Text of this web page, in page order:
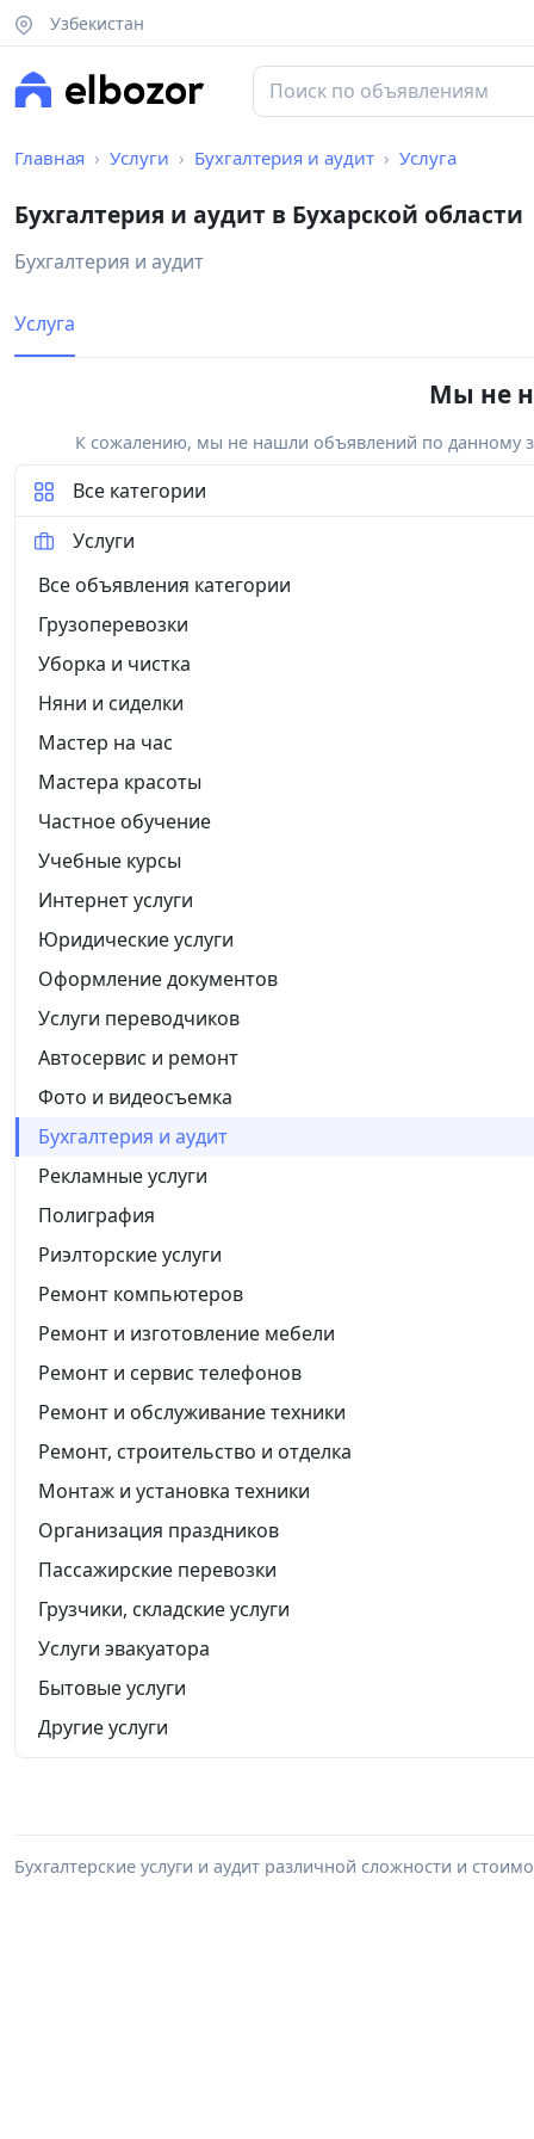
Узбекистан
Главная Услуги Бухгалтерия и аудит Услуга
Бухгалтерия и аудит в Бухарской области
Бухгалтерия и аудит
Услуга
Мы не
К сожалению, мы не нашли объявлений по данному
Все категории
Услуги
Все объявления категории
Грузоперевозки
Уборка и чистка
Няни и сиделки
Мастер на час
Мастера красоты
Частное обучение
Учебные курсы
Интернет услуги
Юридические услуги
Оформление документов
Услуги переводчиков
Автосервис и ремонт
Фото и видеосъемка
Бухгалтерия и аудит
Рекламные услуги
Полиграфия
Риэлторские услуги
Ремонт компьютеров
Ремонт и изготовление мебели
Ремонт и сервис телефонов
Ремонт и обслуживание техники
Ремонт, строительство и отделка
Монтаж и установка техники
Организация праздников
Пассажирские перевозки
Грузчики, складские услуги
Услуги эвакуатора
Бытовые услуги
Другие услуги
Бухгалтерские услуги и аудит различной сложности и